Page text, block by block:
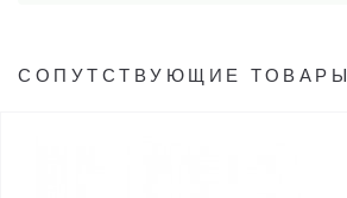
СОПУТСТВУЮЩИЕ ТОВАРЫ